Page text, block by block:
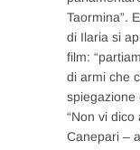
Taormina”.
di Ilaria si
film:
di armi che
spiegazione
“Non vi
Canepari –